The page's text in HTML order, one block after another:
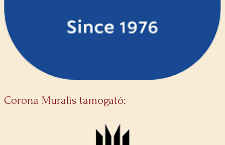
Corona Muralis támogató: